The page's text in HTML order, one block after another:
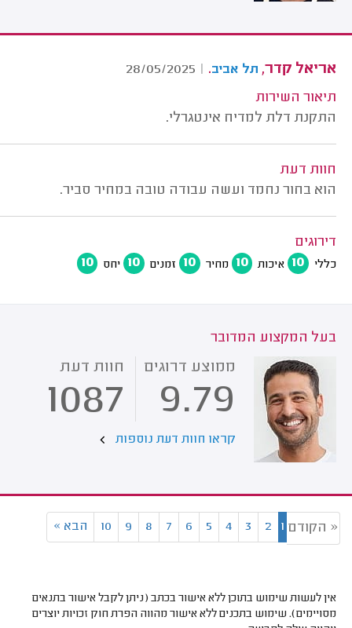
אריאל קדר, תל אביב.
|
28/05/2025
תיאור השירות
התקנת דלת למדיח אינטגרלי.
חוות דעת
הוא בחור נחמד ועשה עבודה טובה במחיר סביר.
דירוגים
כללי 10 איכות 10 מחיר 10 זמנים 10 יחס 10
בעל המקצוע המדובר
ממוצע דרוגים
9.79
חוות דעת
1087
קראו חוות דעת נוספות
« הקודם 1
2
3
4
5
6
7
8
9
10 הבא »
אין לעשות שימוש בתוכן ללא אישור בכתב (ניתן לקבל אישור בתנאים
מסויימים). שימוש בתכנים ללא אישור מהווה הפרת חוק זכויות יוצרים